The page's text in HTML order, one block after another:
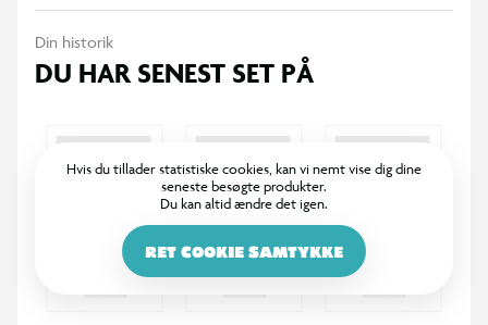
Din historik
DU HAR SENEST SET PÅ
Hvis du tillader statistiske cookies, kan vi nemt vise dig dine
seneste besøgte produkter.
Du kan altid ændre det igen.
RET COOKIE SAMTYKKE